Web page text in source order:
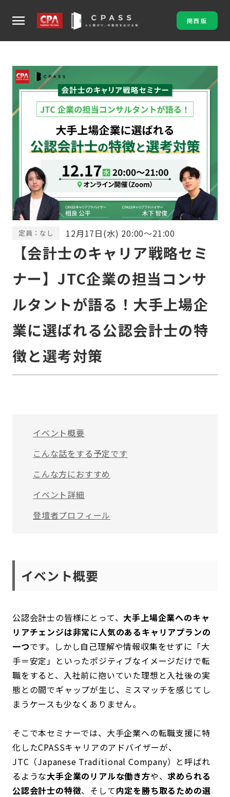
menu 関西版
定員：なし 12月17日(水) 20:00～21:00
【会計士のキャリア戦略セミ
ナー】JTC企業の担当コンサ
ルタントが語る！大手上場企
業に選ばれる公認会計士の特
徴と選考対策
イベント概要
こんな話をする予定です
こんな方におすすめ
イベント詳細
登壇者プロフィール
イベント概要
公認会計士の皆様にとって、大手上場企業へのキャ
リアチェンジは非常に人気のあるキャリアプランの
一つです。しかし自己理解や情報収集をせずに「大
手＝安定」といったポジティブなイメージだけで転
職をすると、入社前に抱いていた理想と入社後の実
態との間でギャップが生じ、ミスマッチを感じてし
まうケースも少なくありません。
そこで本セミナーでは、大手企業への転職支援に特
化したCPASSキャリアのアドバイザーが、
JTC（Japanese Traditional Company）と呼ばれ
るような大手企業のリアルな働き方や、求められる
公認会計士の特徴、そして内定を勝ち取るための選